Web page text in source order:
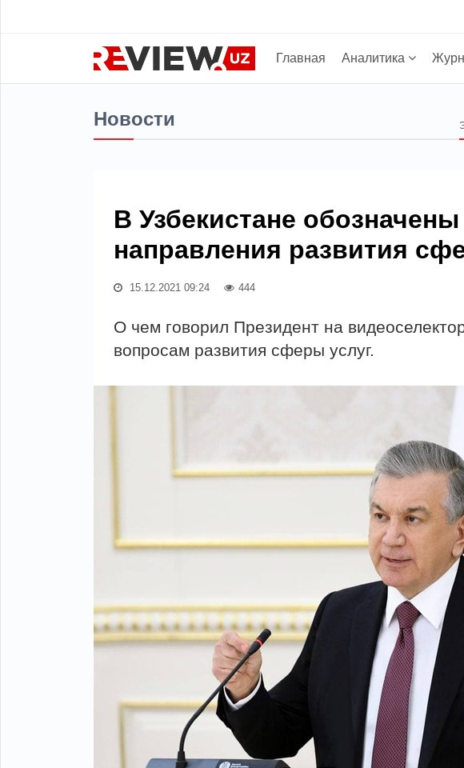
Главная Аналитика
Новости
В Узбекистане
направления развития
15.12.2021 09:24 444
О чем говорил Президент на
вопросам развития сферы услуг.